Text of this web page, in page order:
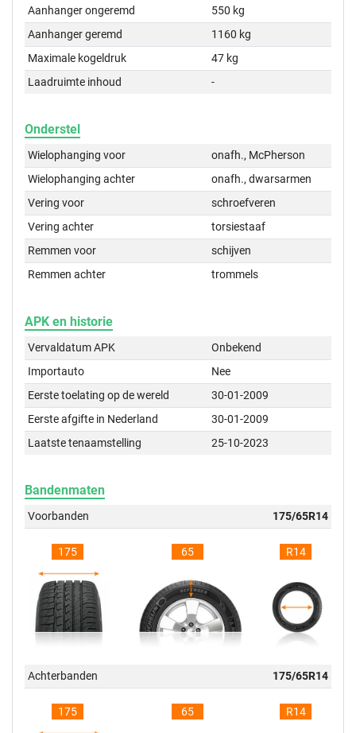
Aanhanger ongeremd
550 kg
Aanhanger geremd
1160 kg
Maximale kogeldruk
47 kg
Laadruimte inhoud
-
Onderstel
Wielophanging voor
onafh., McPherson
Wielophanging achter
onafh., dwarsarmen
Vering voor
schroefveren
Vering achter
torsiestaaf
Remmen voor
schijven
Remmen achter
trommels
APK en historie
Vervaldatum APK
Onbekend
Importauto
Nee
Eerste toelating op de wereld
30-01-2009
Eerste afgifte in Nederland
30-01-2009
Laatste tenaamstelling
25-10-2023
Bandenmaten
Voorbanden 175/65R14
175 65 R14
Achterbanden 175/65R14
175 65 R14